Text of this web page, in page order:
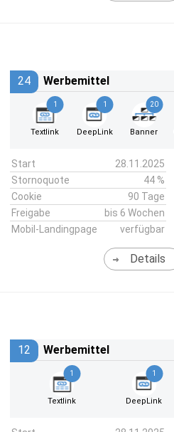
24 Werbemittel
1
Textlink
1
DeepLink
20
Banner
Start
28.11.2025
Stornoquote
44 %
Cookie
90 Tage
Freigabe
bis 6 Wochen
Mobil-Landingpage
verfügbar
Details
12 Werbemittel
1
Textlink
1
DeepLink